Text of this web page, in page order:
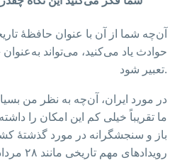
آن‌چه شما از آن با عنوان حافظهٔ
حوادث یاد می‌کنید، می‌تواند
تعبیر شود.
در مورد ایران، آن‌چه به نظر من
ما تقریباً خیلی کم این امکان را
باز و سنجشگرانه در مورد گذشتهٔ